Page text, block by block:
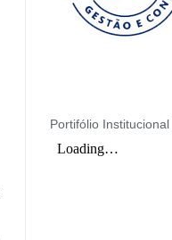
Portifólio Institucional